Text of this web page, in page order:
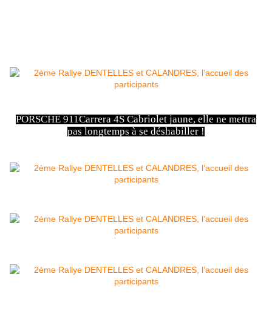
PORSCHE 911Carrera 4S Cabriolet jaune, elle ne mettra
pas longtemps à se déshabiller !